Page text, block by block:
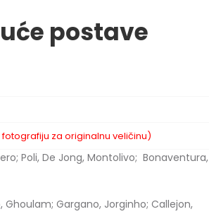
postave
za originalnu veličinu)
Poli, De Jong, Montolivo; Bonaventura,
Ghoulam; Gargano, Jorginho; Callejon,